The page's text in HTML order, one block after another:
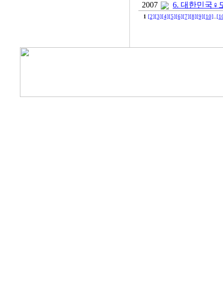
2007
6. 대한민국♀
1 [2] [3] [4] [5] [6] [7] [8] [9] [10]